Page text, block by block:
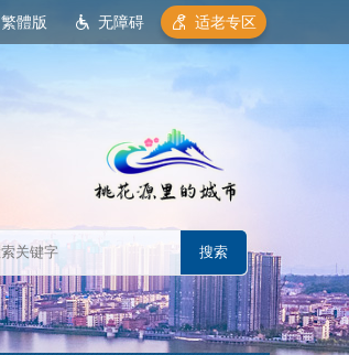
繁體版 无障碍 适老专区